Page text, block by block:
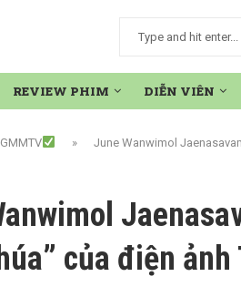
REVIEW PHIM DIỄN VIÊN
GMMTV » June Wanwimol
của điện ảnh